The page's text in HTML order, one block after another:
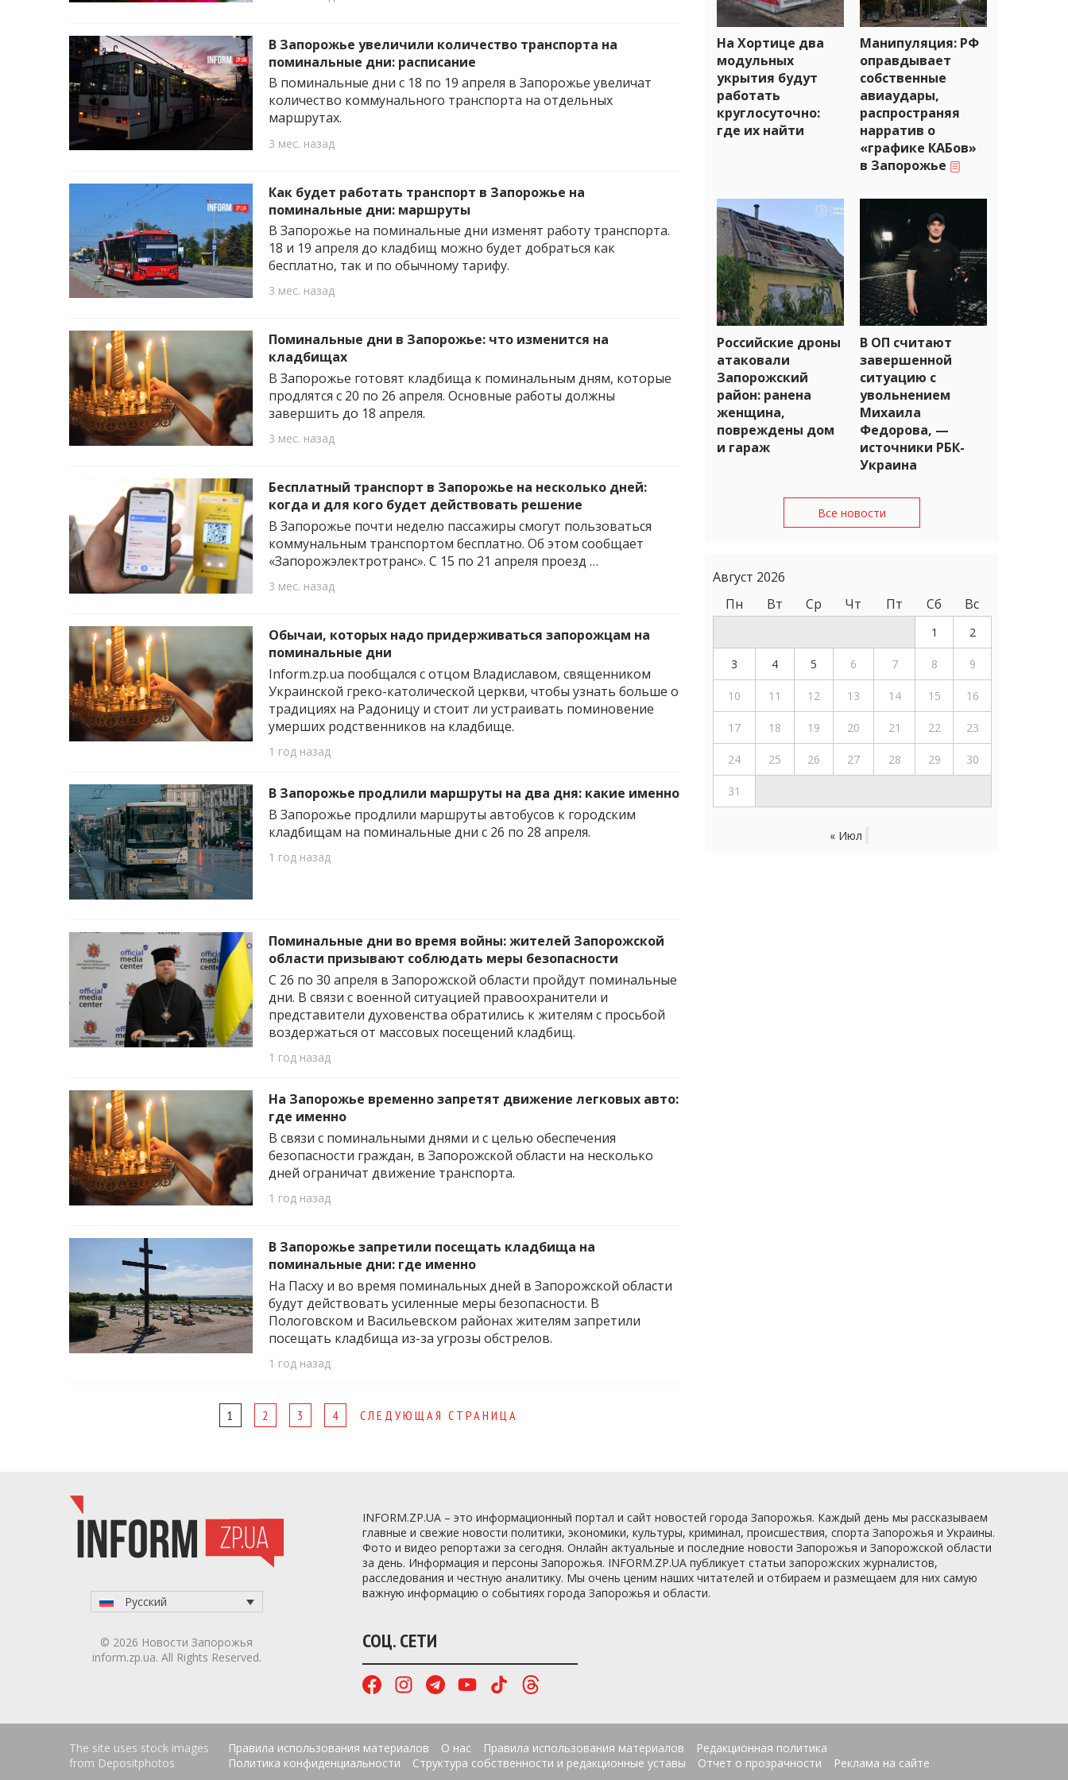
В Запорожье увеличили количество транспорта на
поминальные дни: расписание
В поминальные дни с 18 по 19 апреля в Запорожье увеличат
количество коммунального транспорта на отдельных
маршрутах.
3 мес. назад
Как будет работать транспорт в Запорожье на
поминальные дни: маршруты
В Запорожье на поминальные дни изменят работу транспорта.
18 и 19 апреля до кладбищ можно будет добраться как
бесплатно, так и по обычному тарифу.
3 мес. назад
Поминальные дни в Запорожье: что изменится на
кладбищах
В Запорожье готовят кладбища к поминальным дням, которые
продлятся с 20 по 26 апреля. Основные работы должны
завершить до 18 апреля.
3 мес. назад
Бесплатный транспорт в Запорожье на несколько дней:
когда и для кого будет действовать решение
В Запорожье почти неделю пассажиры смогут пользоваться
коммунальным транспортом бесплатно. Об этом сообщает
«Запорожэлектротранс». С 15 по 21 апреля проезд …
3 мес. назад
Обычаи, которых надо придерживаться запорожцам на
поминальные дни
Inform.zp.ua пообщался с отцом Владиславом, священником
Украинской греко-католической церкви, чтобы узнать больше о
традициях на Радоницу и стоит ли устраивать поминовение
умерших родственников на кладбище.
1 год назад
В Запорожье продлили маршруты на два дня: какие именно
В Запорожье продлили маршруты автобусов к городским
кладбищам на поминальные дни с 26 по 28 апреля.
1 год назад
Поминальные дни во время войны: жителей Запорожской
области призывают соблюдать меры безопасности
С 26 по 30 апреля в Запорожской области пройдут поминальные
дни. В связи с военной ситуацией правоохранители и
представители духовенства обратились к жителям с просьбой
воздержаться от массовых посещений кладбищ.
1 год назад
На Запорожье временно запретят движение легковых авто:
где именно
В связи с поминальными днями и с целью обеспечения
безопасности граждан, в Запорожской области на несколько
дней ограничат движение транспорта.
1 год назад
В Запорожье запретили посещать кладбища на
поминальные дни: где именно
На Пасху и во время поминальных дней в Запорожской области
будут действовать усиленные меры безопасности. В
Пологовском и Васильевском районах жителям запретили
посещать кладбища из-за угрозы обстрелов.
1 год назад
1 2 3 4 СЛЕДУЮЩАЯ СТРАНИЦА
На Хортице два
модульных
укрытия будут
работать
круглосуточно:
где их найти
Манипуляция: РФ
оправдывает
собственные
авиаудары,
распространяя
нарратив о
«графике КАБов»
в Запорожье
Российские дроны
атаковали
Запорожский
район: ранена
женщина,
повреждены дом
и гараж
В ОП считают
завершенной
ситуацию с
увольнением
Михаила
Федорова, —
источники РБК-
Украина
Все новости
Август 2026
Пн
Вт Ср Чт Пт Сб Вс
1 2
3 4 5 6 7 8 9
10 11 12 13 14 15 16
17 18 19 20 21 22 23
24 25 26 27 28 29 30
31
« Июл
INFORM.ZP.UA – это информационный портал и сайт новостей города Запорожья. Каждый день мы рассказываем
главные и свежие новости политики, экономики, культуры, криминал, происшествия, спорта Запорожья и Украины.
Фото и видео репортажи за сегодня. Онлайн актуальные и последние новости Запорожья и Запорожской области
за день. Информация и персоны Запорожья. INFORM.ZP.UA публикует статьи запорожских журналистов,
расследования и честную аналитику. Мы очень ценим наших читателей и отбираем и размещаем для них самую
важную информацию о событиях города Запорожья и области.
СОЦ. СЕТИ
Русский
© 2026 Новости Запорожья
inform.zp.ua. All Rights Reserved.
The site uses stock images
from Depositphotos
Правила использования материалов О нас Правила использования материалов
Редакционная политика
Политика конфиденциальности
Структура собственности и редакционные уставы Отчет о прозрачности Реклама на сайте